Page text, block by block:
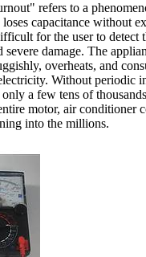
refers to a
capacitance without
for the user to detect
severe damage. The
overheats, and
Without periodic
a few tens of
motor, air conditioner
into the millions.